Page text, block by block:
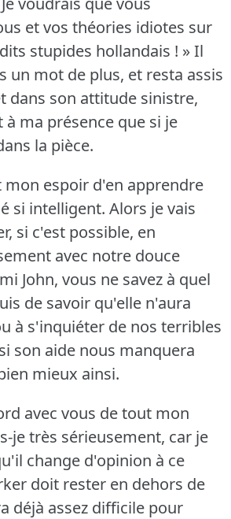
et vos théories idiotes sur
stupides hollandais ! » Il
un mot de plus, et resta assis
dans son attitude sinistre,
ma présence que si je
la pièce.
mon espoir d'en apprendre
si intelligent. Alors je vais
si c'est possible, en
avec notre douce
John, vous ne savez à quel
de savoir qu'elle n'aura
à s'inquiéter de nos terribles
son aide nous manquera
mieux ainsi.
avec vous de tout mon
je très sérieusement, car je
change d'opinion à ce
doit rester en dehors de
déjà assez difficile pour